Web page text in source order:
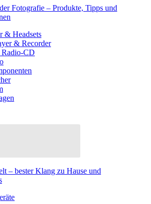
Fotografie – Produkte, Tipps und
& Headsets
& Recorder
CD
– bester Klang zu Hause und